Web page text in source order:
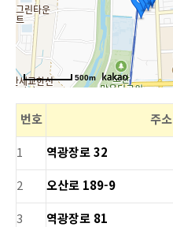
500m
번호 주소
1
역광장로 32
2
오산로 189-9
3
역광장로 81